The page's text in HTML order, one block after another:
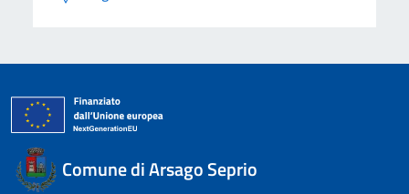
Comune di Arsago Seprio